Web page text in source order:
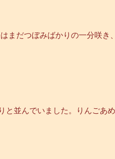
まだつぼみばかりの一分咲き
と並んでいました。りんご